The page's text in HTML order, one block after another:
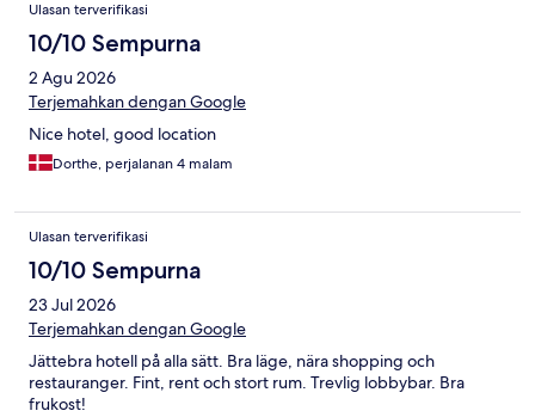
Ulasan terverifikasi
10/10 Sempurna
2 Agu 2026
Terjemahkan dengan Google
Nice hotel, good location
Dorthe, perjalanan 4 malam
Ulasan terverifikasi
10/10 Sempurna
23 Jul 2026
Terjemahkan dengan Google
Jättebra hotell på alla sätt. Bra läge, nära shopping och
restauranger. Fint, rent och stort rum. Trevlig lobbybar. Bra
frukost!